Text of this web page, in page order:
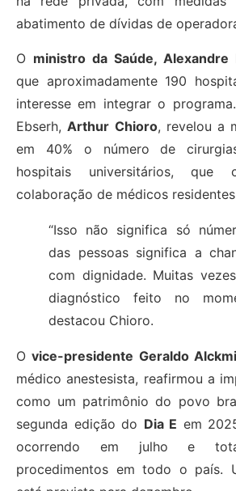
abatimento de dívidas de
O ministro da Saúde, Alexandre
que aproximadamente 190
interesse em integrar o
Ebserh,Arthur Chioro, revelou a
em 40% o número de
hospitais universitários,
colaboração de médicos
“Isso não significa só
das pessoas significa a
com dignidade. Muitas
diagnóstico feito no
destacou Chioro.
Ovice-presidente Geraldo
médico anestesista, reafirmou a
como um patrimônio do povo
segunda edição do Dia E em
ocorrendo em julho e
procedimentos em todo o país.